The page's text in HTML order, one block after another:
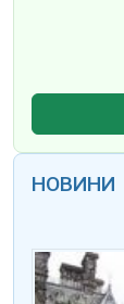
НОВИНИ